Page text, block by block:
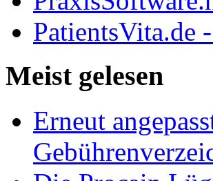
PatientsVita.de
Meist gelesen
Erneut